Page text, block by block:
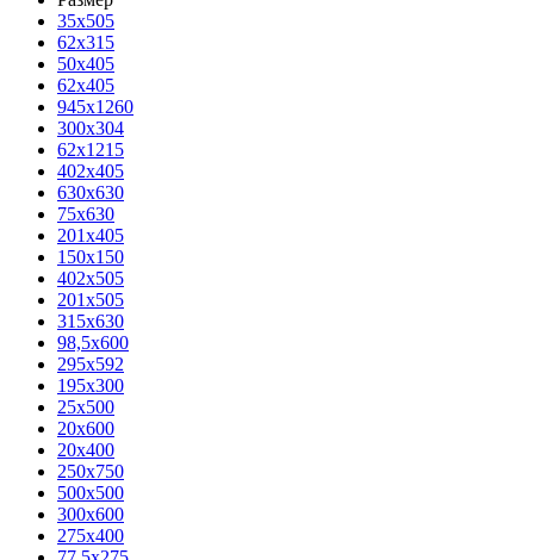
35х505
62x315
50x405
62х405
945x1260
300x304
62x1215
402x405
630x630
75x630
201x405
150x150
402x505
201x505
315x630
98,5х600
295x592
195х300
25x500
20х600
20х400
250x750
500x500
300x600
275x400